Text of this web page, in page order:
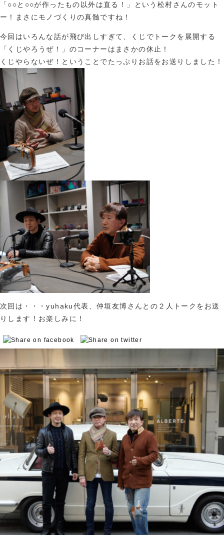
「○○と○○が作ったもの以外は直る！」という松村さんのモット
ー！まさにモノづくりの真髄ですね！
今回はいろんな話が飛び出しすぎて、くじでトークを展開する
「くじやろうぜ！」のコーナーはまさかの休止！
くじやらないぜ！ということでたっぷりお話をお送りしました！
次回は・・・yuhaku代表、仲垣友博さんとの２人トークをお送
りします！お楽しみに！